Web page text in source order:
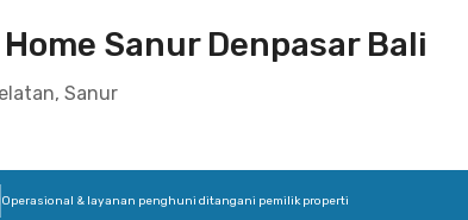
Home Sanur Denpasar Bali
Sanur
Operasional & layanan penghuni ditangani pemilik properti